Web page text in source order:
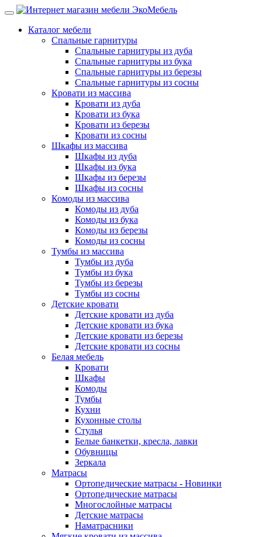
Каталог мебели
Спальные гарнитуры
Спальные гарнитуры из дуба
Спальные гарнитуры из бука
Спальные гарнитуры из березы
Спальные гарнитуры из сосны
Кровати из массива
Кровати из дуба
Кровати из бука
Кровати из березы
Кровати из сосны
Шкафы из массива
Шкафы из дуба
Шкафы из бука
Шкафы из березы
Шкафы из сосны
Комоды из массива
Комоды из дуба
Комоды из бука
Комоды из березы
Комоды из сосны
Тумбы из массива
Тумбы из дуба
Тумбы из бука
Тумбы из березы
Тумбы из сосны
Детские кровати
Детские кровати из дуба
Детские кровати из бука
Детские кровати из березы
Детские кровати из сосны
Белая мебель
Кровати
Шкафы
Комоды
Тумбы
Кухни
Кухонные столы
Стулья
Белые банкетки, кресла, лавки
Обувницы
Зеркала
Матрасы
Ортопедические матрасы - Новинки
Ортопедические матрасы
Многослойные матрасы
Детские матрасы
Наматрасники